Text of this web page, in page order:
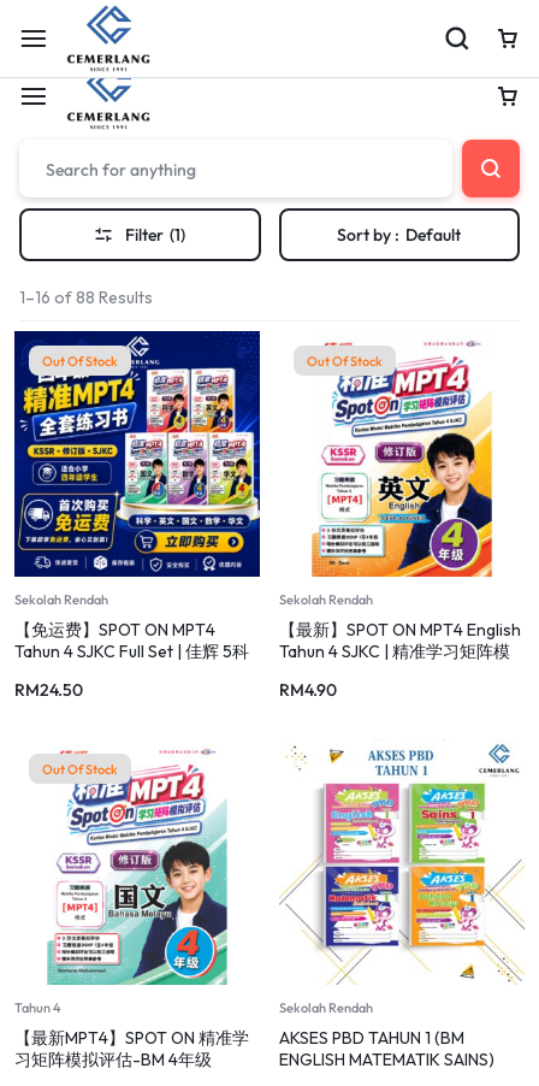
Shop Soft Launch Now Live
Filter (1) Sort by : Default
1–16 of 88 Results
Out Of Stock
Sekolah Rendah
【免运费】SPOT ON MPT4
Tahun 4 SJKC Full Set | 佳辉 5科
RM24.50
Out Of Stock
Sekolah Rendah
【最新】SPOT ON MPT4 English
Tahun 4 SJKC | 精准学习矩阵模
RM4.90
Out Of Stock
Tahun 4
【最新MPT4】SPOT ON 精准学
习矩阵模拟评估-BM 4年级
Sekolah Rendah
AKSES PBD TAHUN 1 (BM
ENGLISH MATEMATIK SAINS)